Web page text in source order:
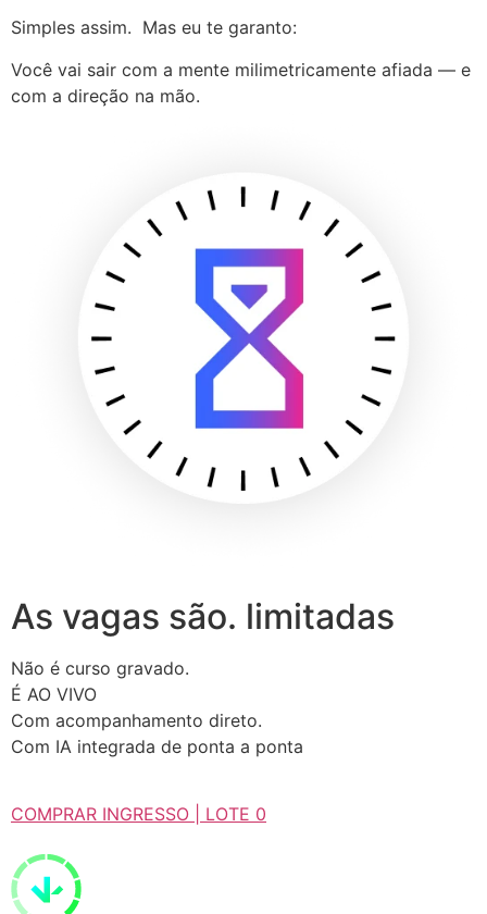
Simples assim. Mas eu te garanto:
Você vai sair com a mente milimetricamente afiada — e
com a direção na mão.
As vagas são. limitadas
Não é curso gravado.
É AO VIVO
Com acompanhamento direto.
Com IA integrada de ponta a ponta
COMPRAR INGRESSO | LOTE 0